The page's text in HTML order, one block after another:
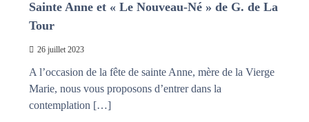
s
i
œ
u
d
Sainte Anne et « Le Nouveau-Né » de G. de La
Tour
26 juillet 2023
A l’occasion de la fête de sainte Anne, mère de la Vierge
Marie, nous vous proposons d’entrer dans la
contemplation […]